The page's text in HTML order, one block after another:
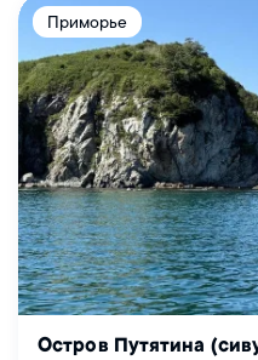
Приморье
Остров Путятина